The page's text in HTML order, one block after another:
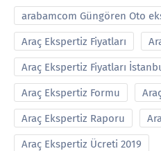
arabamcom Güngören Oto
Araç Ekspertiz Fiyatları
Araç Ekspertiz Fiyatları
Araç Ekspertiz Formu
Araç Ekspertiz Raporu
Araç Ekspertiz Ücreti 2019